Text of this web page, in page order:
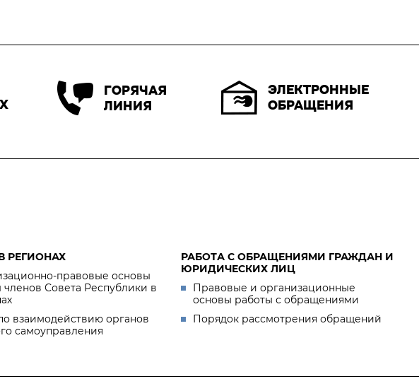
ГОРЯЧАЯ
ЛИНИЯ
ЭЛЕКТРОННЫЕ
ОБРАЩЕНИЯ
РЕГИОНАХ
правовые основы
членов Совета Республики в
взаимодействию органов
самоуправления
РАБОТА С ОБРАЩЕНИЯМИ ГРАЖДАН И
ЮРИДИЧЕСКИХ ЛИЦ
Правовые и организационные
основы работы с обращениями
Порядок рассмотрения обращений